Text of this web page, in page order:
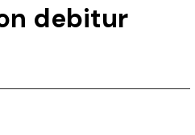
debitur